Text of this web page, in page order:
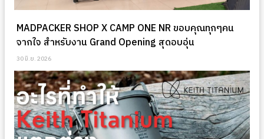
MADPACKER SHOP X CAMP ONE NR ขอบคุณทุกๆคน
จากใจ สำหรับงาน Grand Opening สุดอบอุ่น
30 มิ.ย. 2026